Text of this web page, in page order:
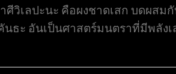
ศีวิเลปะนะ คือผงชาดเสก บดผสม
นธะ อันเป็นศาสตร์มนตราที่มีพลั